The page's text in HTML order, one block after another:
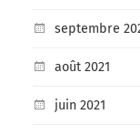
septembre
août 2021
juin 2021